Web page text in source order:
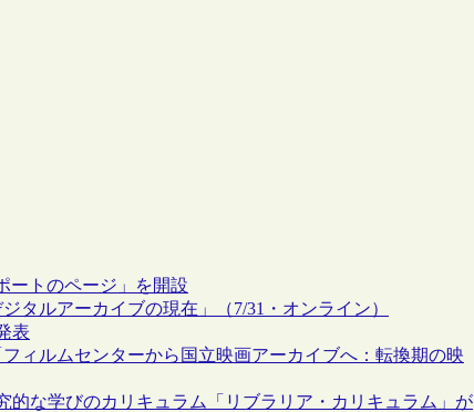
ートのページ」を開設
タルアーカイブの現在」（7/31・オンライン）
表
ィルムセンターから国立映画アーカイブへ：転換期の映
な学びのカリキュラム「リブラリア・カリキュラム」が